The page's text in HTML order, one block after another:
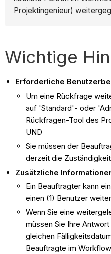
Projektingenieur)
Wichtige
Erforderliche
Um eine Rückfrage
auf 'Standard'- oder
Rückfragen-Tool des
UND
Sie müssen der
derzeit die
Zusätzliche
Ein Beauftragter kann
einen (1) Benutzer
Wenn Sie eine
müssen Sie Ihre
gleichen
Beauftragte im